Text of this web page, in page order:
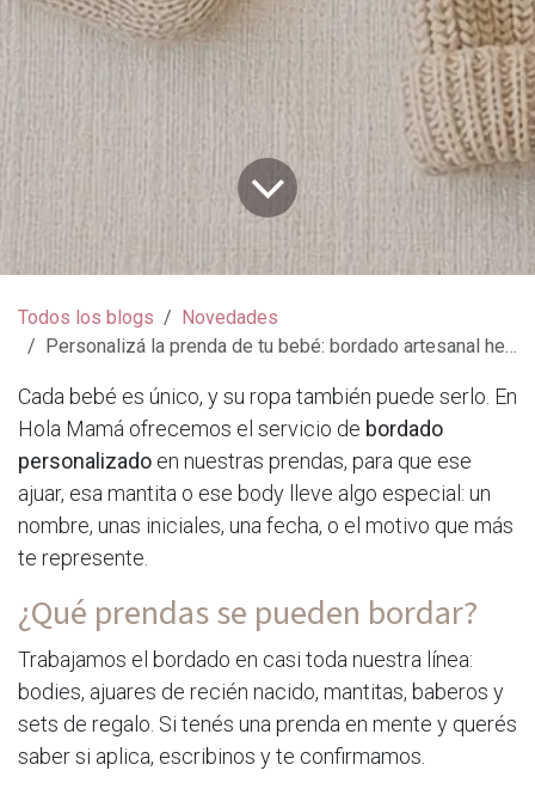
Todos los blogs
Novedades
Personalizá la prenda de tu bebé: bordado artesanal hecho con amor
Cada bebé es único, y su ropa también puede serlo. En
Hola Mamá ofrecemos el servicio de bordado
personalizado en nuestras prendas, para que ese
ajuar, esa mantita o ese body lleve algo especial: un
nombre, unas iniciales, una fecha, o el motivo que más
te represente.
¿Qué prendas se pueden bordar?
Trabajamos el bordado en casi toda nuestra línea:
bodies, ajuares de recién nacido, mantitas, baberos y
sets de regalo. Si tenés una prenda en mente y querés
saber si aplica, escribinos y te confirmamos.